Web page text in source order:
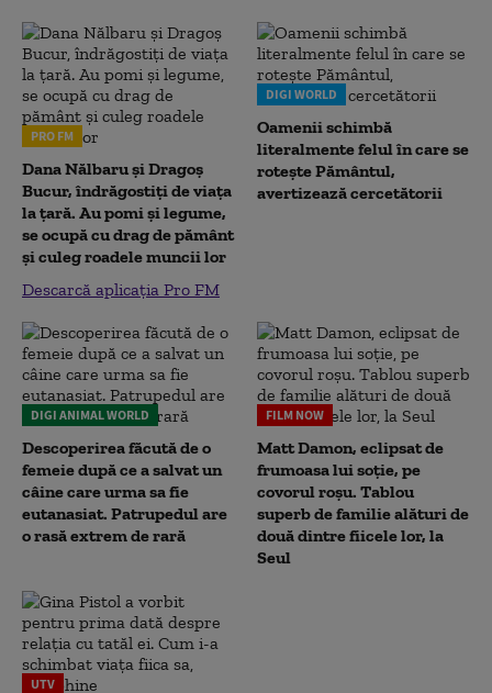
PRO FM
Dana Nălbaru și Dragoș
Bucur, îndrăgostiți de viața
la țară. Au pomi și legume,
se ocupă cu drag de pământ
și culeg roadele muncii lor
Descarcă aplicația Pro FM
DIGI WORLD
Oamenii schimbă
literalmente felul în care se
rotește Pământul,
avertizează cercetătorii
DIGI ANIMAL WORLD
Descoperirea făcută de o
femeie după ce a salvat un
câine care urma sa fie
eutanasiat. Patrupedul are
o rasă extrem de rară
FILM NOW
Matt Damon, eclipsat de
frumoasa lui soție, pe
covorul roșu. Tablou
superb de familie alături de
două dintre fiicele lor, la
Seul
UTV